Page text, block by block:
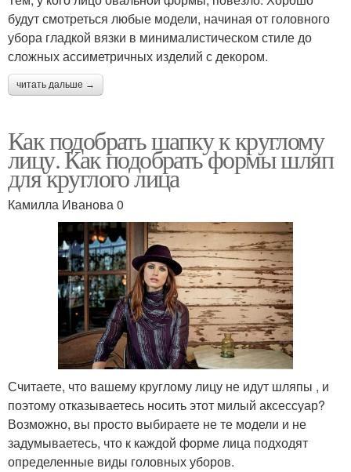
будут смотреться любые модели, начиная от головного
убора гладкой вязки в минималистическом стиле до
сложных ассиметричных изделий с декором.
читать дальше →
Как подобрать шапку к круглому
лицу. Как подобрать формы шляп
для круглого лица
Камилла Иванова 0
Считаете, что вашему круглому лицу не идут шляпы , и
поэтому отказываетесь носить этот милый аксессуар?
Возможно, вы просто выбираете не те модели и не
задумываетесь, что к каждой форме лица подходят
определенные виды головных уборов.